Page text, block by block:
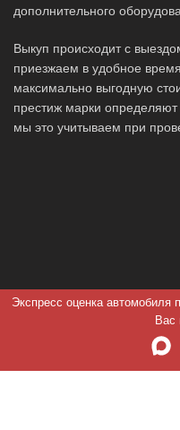
дополнительного
Выкуп происходит с
приезжаем в удобное
максимально выгодную
престиж марки
мы это учитываем при
Экспресс оценка автомобиля
Вас